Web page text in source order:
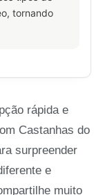
tornando
rápida e
Castanhas do
surpreender
e
muito